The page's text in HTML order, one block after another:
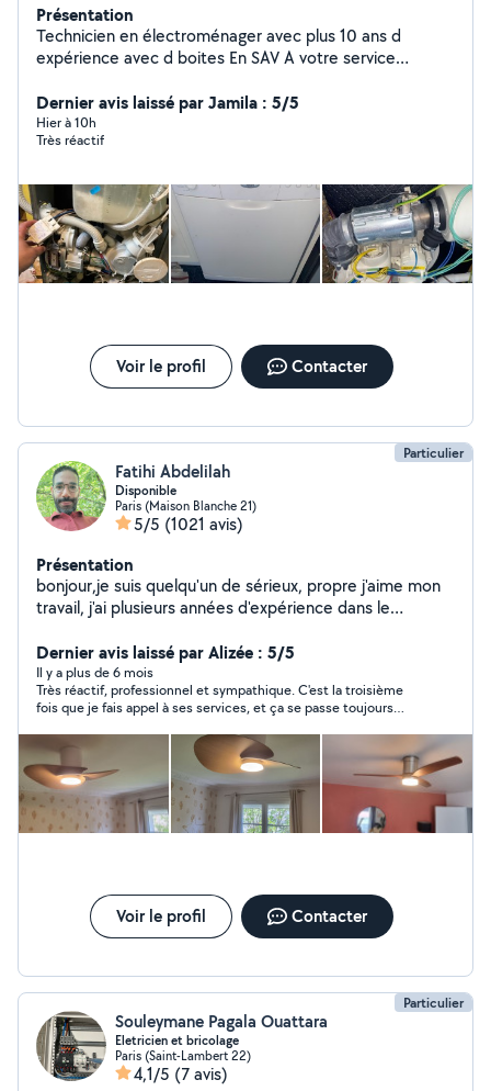
Présentation
Technicien en électroménager avec plus 10 ans d
expérience avec d boites En SAV A votre service
lave vaisselle -four - micro-onde - hotte - plaque de
cuisson (gaz -induction -vitrocéramique) À votre service
Si je ne réponds pas à votre demande privé n'hésitez
demande hors de mon périmètre d'abonnement Merci
Dernier avis laissé par Jamila : 5/5
Hier à 10h
Très réactif
Voir le profil Contacter
Particulier
Fatihi Abdelilah
Disponible
Paris (Maison Blanche 21)
5/5 (1021 avis)
Présentation
bonjour,je suis quelqu'un de sérieux, propre j'aime mon
travail, j'ai plusieurs années d'expérience dans le
étagères. Électricité. montage des meubles en kit....
montage de cuisine... Disponible pour venir faire tous
vos travaux avec un prix raisonnable cordialement
Dernier avis laissé par Alizée : 5/5
Il y a plus de 6 mois
Très réactif, professionnel et sympathique. C'est la troisième
fois que je fais appel à ses services, et ça se passe toujours
Voir le profil Contacter
Particulier
Souleymane Pagala Ouattara
Eletricien et bricolage
Paris (Saint-Lambert 22)
4,1/5 (7 avis)